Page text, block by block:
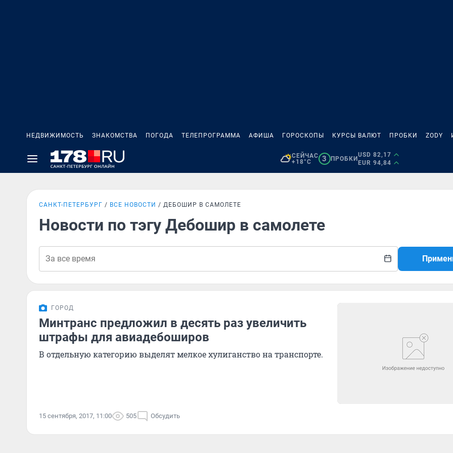
НЕДВИЖИМОСТЬ ЗНАКОМСТВА ПОГОДА ТЕЛЕПРОГРАММА АФИША ГОРОСКОПЫ КУРСЫ ВАЛЮТ ПРОБКИ ZODY
СЕЙЧАС
+18°C
3 ПРОБКИ
USD 82,17
EUR 94,84
САНКТ-ПЕТЕРБУРГ ВСЕ НОВОСТИ ДЕБОШИР В САМОЛЕТЕ
Новости по тэгу Дебошир в самолете
ГОРОД
Минтранс предложил в десять раз увеличить
штрафы для авиадебоширов
В отдельную категорию выделят мелкое хулиганство на транспорте.
15 сентября, 2017, 11:00 505 Обсудить